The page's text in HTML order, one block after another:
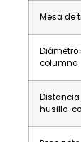
Mesa de
Diámetro
columna
Distancia
husillo-